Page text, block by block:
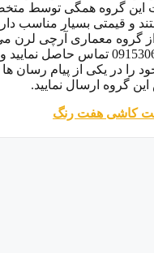
این گروه همگی توسط
و قیمتی بسیار مناسب
گروه معماری آرچی لرن می
شماره تلفن 09153069688 تماس حاصل
را در یکی از پیام رسان ها
گروه ارسال نمایید.
کاشی هفت رنگ